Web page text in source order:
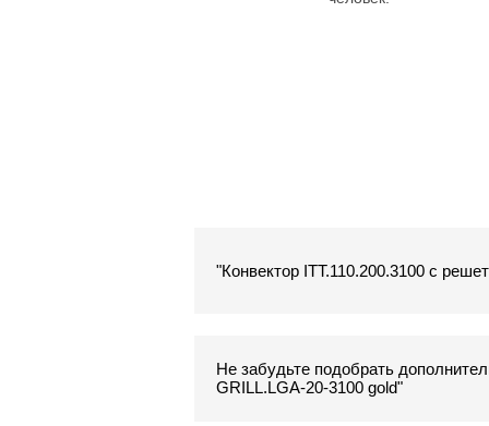
"Конвектор ITT.110.200.3100 с
Не забудьте подобрать
GRILL.LGA-20-3100 gold"